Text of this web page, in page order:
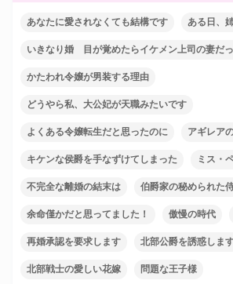
あなたに愛されなくても結構です ある日、
いきなり婚 目が覚めたらイケメン上司の妻だ
かたわれ令嬢が男装する理由
どうやら私、大公妃が天職みたいです
よくある令嬢転生だと思ったのに アギレア
キケンな侯爵を手なずけてしまった ミス・
不完全な離婚の結末は 伯爵家の秘められた
余命僅かだと思ってました！ 傲慢の時代
再婚承認を要求します 北部公爵を誘惑しま
北部戦士の愛しい花嫁 問題な王子様